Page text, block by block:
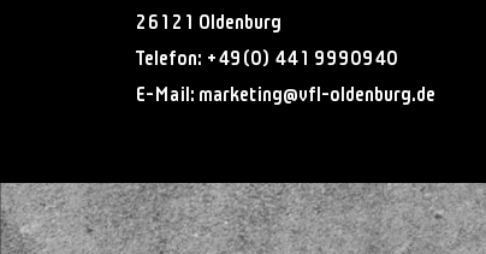
26121 Oldenburg
Telefon: +49(0) 441 9990940
E-Mail:
ed.grubnedlo-lfv
@gnitekram